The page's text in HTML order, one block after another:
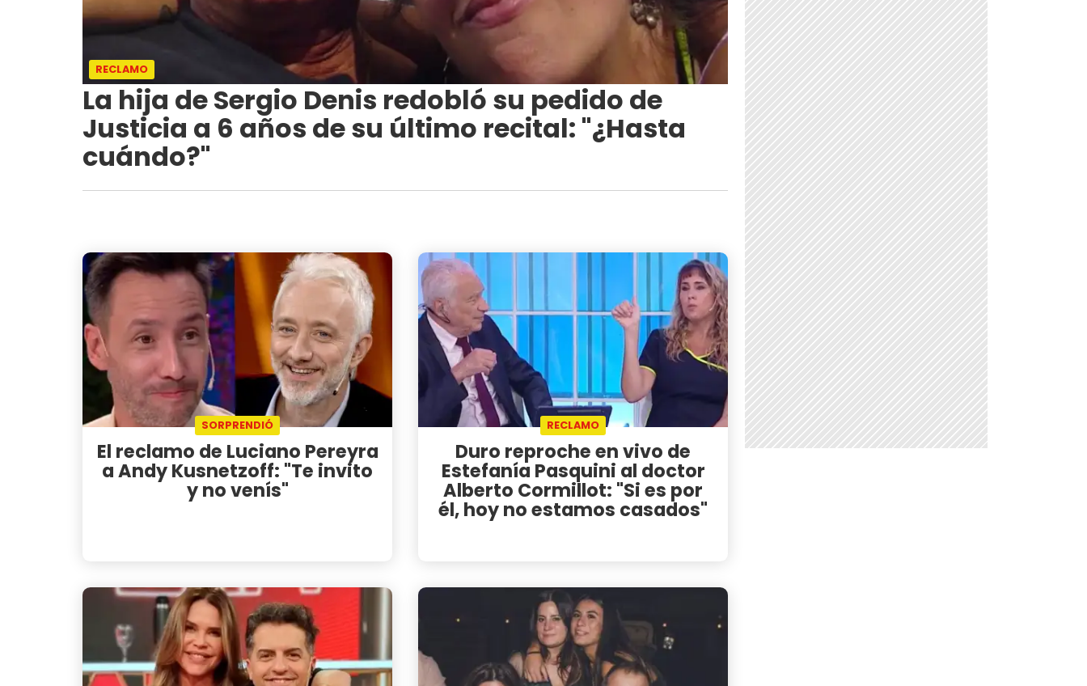
RECLAMO
La hija de Sergio Denis redobló su pedido de
Justicia a 6 años de su último recital: "¿Hasta
cuándo?"
SORPRENDIÓ
El reclamo de Luciano Pereyra
a Andy Kusnetzoff: "Te invito
y no venís"
RECLAMO
Duro reproche en vivo de
Estefanía Pasquini al doctor
Alberto Cormillot: "Si es por
él, hoy no estamos casados"